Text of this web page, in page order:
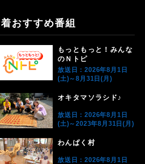
新着おすすめ番組
もっともっと！みんな
のＮトピ
放送日：2026年8月1日
(土)～8月31日(月)
オキタマソラシド♪
放送日：2026年8月1日
(土)～2023年8月31日(月)
わんぱく村
放送日：2026年8月1日